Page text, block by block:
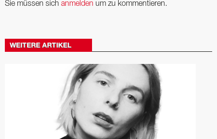
Sie müssen sich anmelden um zu kommentieren.
WEITERE ARTIKEL